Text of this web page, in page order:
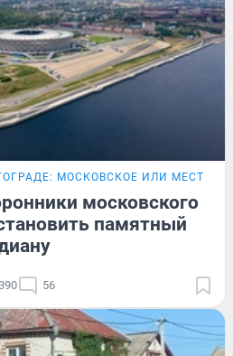
МОСКОВСКОЕ ИЛИ
московского
памятный
56